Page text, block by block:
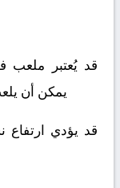
قد يُعتبر ملعب
يمكن أن
قد يؤدي ارتفاع